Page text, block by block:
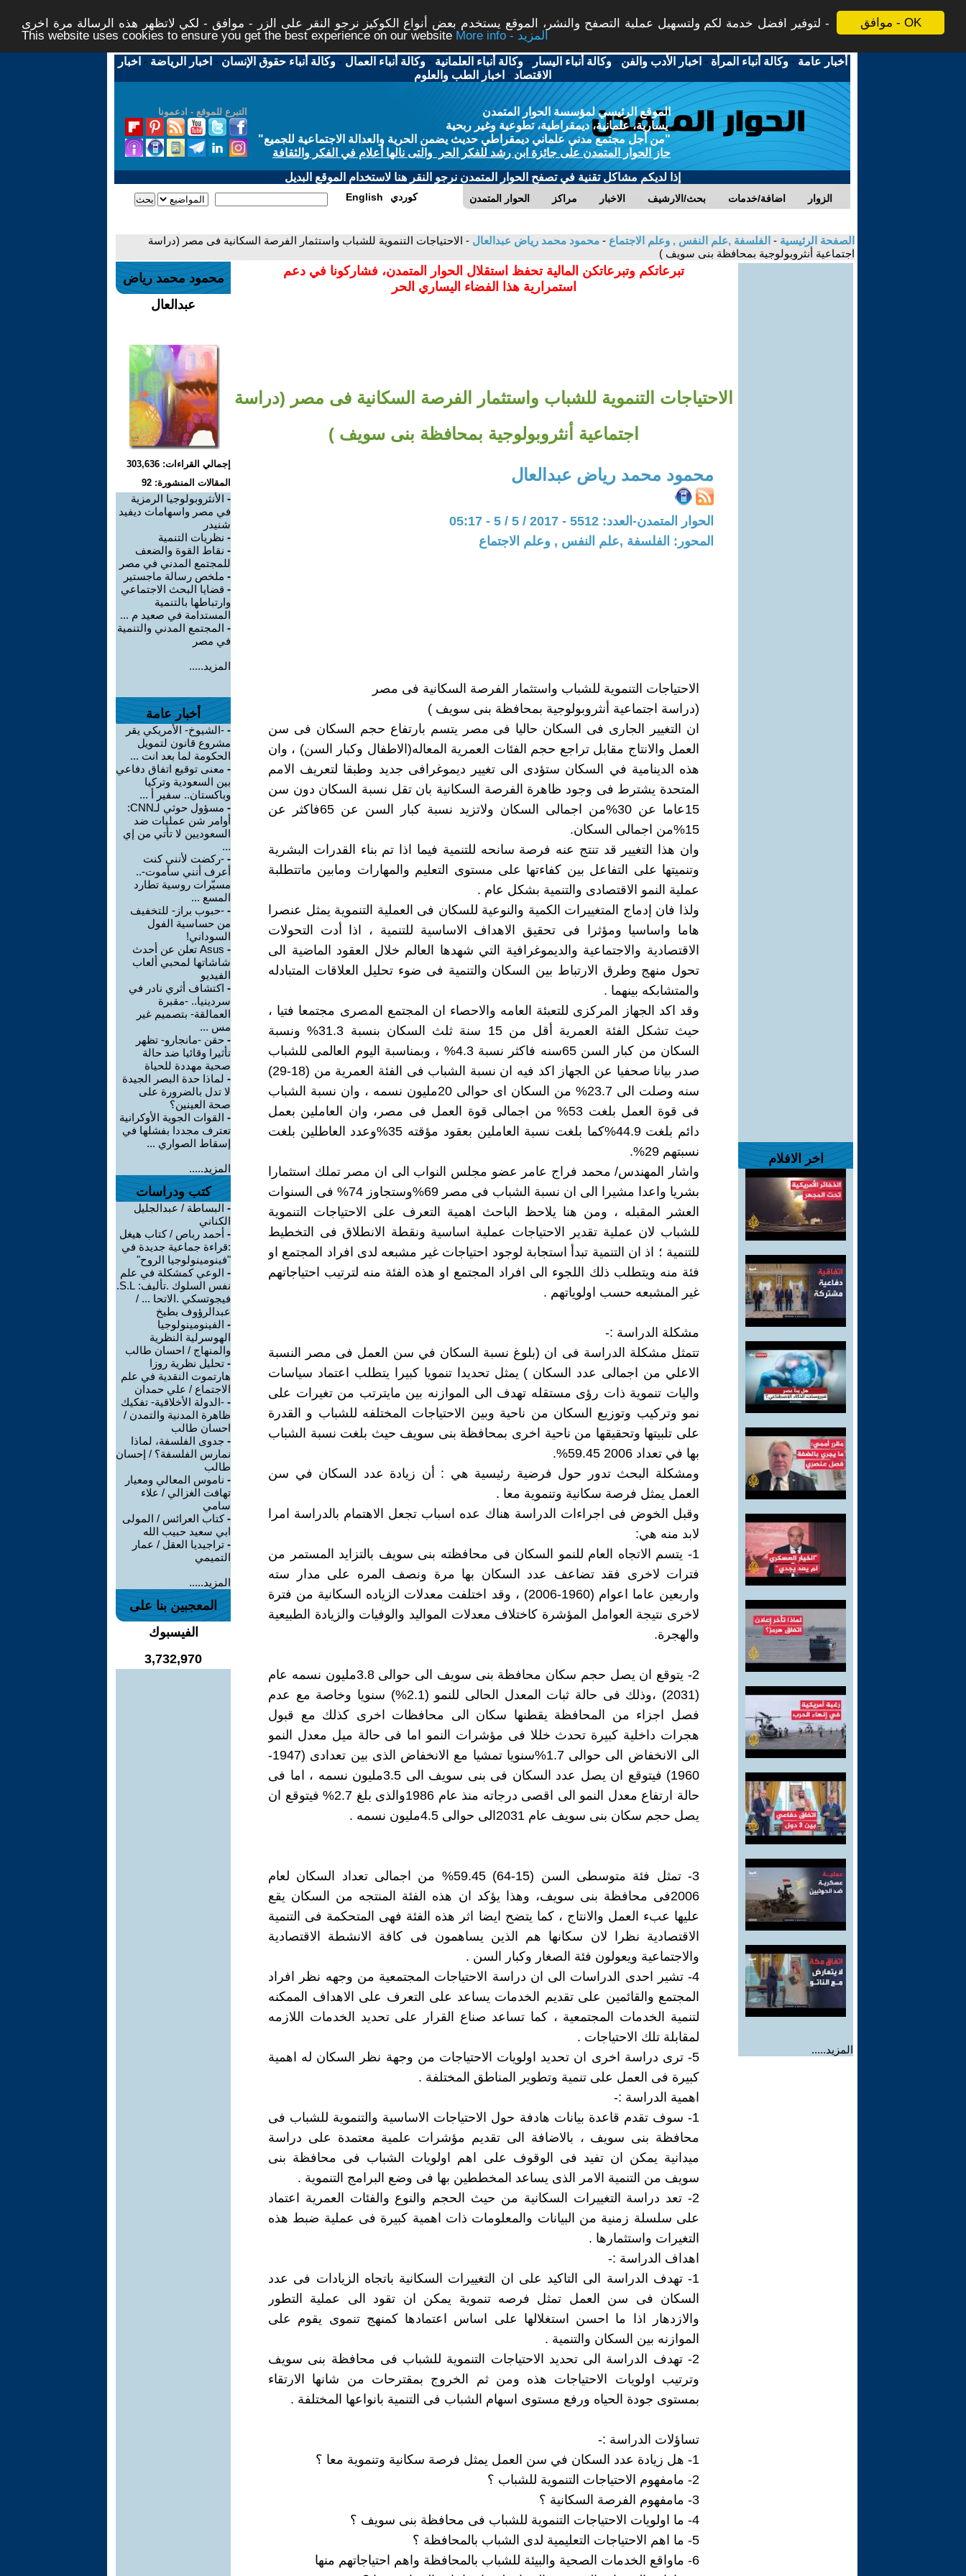
موافق - OK
لتوفير افضل خدمة لكم ولتسهيل عملية التصفح والنشر، الموقع يستخدم بعض أنواع الكوكيز نرجو النقر على الزر - موافق - لكي لاتظهر هذه الرسالة مرة اخرى -
This website uses cookies to ensure you get the best experience on our website
More info - المزيد
أخبار عامة -وكالة أنباء المرأة - اخبار الأدب والفن -وكالة أنباء اليسار -وكالة أنباء العلمانية -وكالة أنباء العمال -وكالة أنباء حقوق الإنسان - اخبار الرياضة - اخبار
الاقتصاد - اخبار الطب والعلوم
التبرع للموقع - ادعمونا
الموقع الرئيسي لمؤسسة الحوار المتمدن
يسارية، علمانية، ديمقراطية، تطوعية وغير ربحية
"من أجل مجتمع مدني علماني ديمقراطي حديث يضمن الحرية والعدالة الاجتماعية للجميع"
حاز الحوار المتمدن على جائزة ابن رشد للفكر الحر والتى نالها أعلام في الفكر والثقافة
إذا لديكم مشاكل تقنية في تصفح الحوار المتمدن نرجو النقر هنا لاستخدام الموقع البديل
الحوار المتمدن مراكز الاخبار بحث/الارشيف اضافة/خدمات الزوار English كوردي
الصفحة الرئيسية - الفلسفة ,علم النفس , وعلم الاجتماع - محمود محمد رياض عبدالعال - الاحتياجات التنموية للشباب واستثمار الفرصة السكانية فى مصر (دراسة
اجتماعية أنثروبولوجية بمحافظة بنى سويف )
اخر الافلام
المزيد.....
تبرعاتكم وتبرعاتكن المالية تحفظ استقلال الحوار المتمدن، فشاركونا في دعم
استمرارية هذا الفضاء اليساري الحر
الاحتياجات التنموية للشباب واستثمار الفرصة السكانية فى مصر (دراسة
اجتماعية أنثروبولوجية بمحافظة بنى سويف )
محمود محمد رياض عبدالعال
الحوار المتمدن-العدد: 5512 - 2017 / 5 / 5 - 05:17
المحور: الفلسفة ,علم النفس , وعلم الاجتماع
الاحتياجات التنموية للشباب واستثمار الفرصة السكانية فى مصر
(دراسة اجتماعية أنثروبولوجية بمحافظة بنى سويف )
ان التغيير الجارى فى السكان حاليا فى مصر يتسم بارتفاع حجم السكان فى سن
العمل والانتاج مقابل تراجع حجم الفئات العمرية المعاله(الاطفال وكبار السن) ، وان
هذه الدينامية في السكان ستؤدى الى تغيير ديموغرافى جديد وطبقا لتعريف الامم
المتحدة يشترط فى وجود ظاهرة الفرصة السكانية بان تقل نسبة السكان دون سن
15عاما عن 30%من اجمالى السكان ولاتزيد نسبة كبار السن عن 65فاكثر عن
15%من اجمالى السكان.
وان هذا التغيير قد تنتج عنه فرصة سانحه للتنمية فيما اذا تم بناء القدرات البشرية
وتنميتها على التفاعل بين كفاءتها على مستوى التعليم والمهارات ومابين ماتتطلبة
عملية النمو الاقتصادى والتنمية بشكل عام .
ولذا فان إدماج المتغييرات الكمية والنوعية للسكان فى العملية التنموية يمثل عنصرا
هاما واساسيا ومؤثرا فى تحقيق الاهداف الاساسية للتنمية ، اذا أدت التحولات
الاقتصادية والاجتماعية والديموغرافية التي شهدها العالم خلال العقود الماضية الى
تحول منهج وطرق الارتباط بين السكان والتنمية فى ضوء تحليل العلاقات المتبادله
والمتشابكه بينهما .
وقد اكد الجهاز المركزى للتعبئة العامه والاحصاء ان المجتمع المصرى مجتمعا فتيا ،
حيث تشكل الفئة العمرية أقل من 15 سنة ثلث السكان بنسبة 31.3% ونسبة
السكان من كبار السن 65سنه فاكثر نسبة 4.3% ، وبمناسبة اليوم العالمى للشباب
صدر بيانا صحفيا عن الجهاز اكد فيه ان نسبة الشباب فى الفئة العمرية من (18-29)
سنه وصلت الى 23.7% من السكان اى حوالى 20مليون نسمه ، وان نسبة الشباب
فى قوة العمل بلغت 53% من اجمالى قوة العمل فى مصر، وان العاملين بعمل
دائم بلغت 44.9%كما بلغت نسبة العاملين بعقود مؤقته 35%وعدد العاطلين بلغت
نسبتهم 29%.
واشار المهندس/ محمد فراج عامر عضو مجلس النواب الى ان مصر تملك استثمارا
بشريا واعدا مشيرا الى ان نسبة الشباب فى مصر 69%وستجاوز 74% فى السنوات
العشر المقبله ، ومن هنا يلاحظ الباحث اهمية التعرف على الاحتياجات التنموية
للشباب لان عملية تقدير الاحتياجات عملية اساسية ونقطة الانطلاق فى التخطيط
للتنمية ؛ اذ ان التنمية تبدأ استجابة لوجود احتياجات غير مشبعه لدى افراد المجتمع او
فئة منه ويتطلب ذلك اللجوء الى افراد المجتمع او هذه الفئة منه لترتيب احتياجاتهم
غير المشبعه حسب اولوياتهم .
مشكلة الدراسة :-
تتمثل مشكلة الدراسة فى ان (بلوغ نسبة السكان في سن العمل فى مصر النسبة
الاعلي من اجمالى عدد السكان ) يمثل تحديدا تنمويا كبيرا يتطلب اعتماد سياسات
واليات تنموية ذات رؤى مستقله تهدف الى الموازنه بين مايترتب من تغيرات على
نمو وتركيب وتوزيع السكان من ناحية وبين الاحتياجات المختلفه للشباب و القدرة
على تلبيتها وتحقيقها من ناحية اخرى بمحافظة بنى سويف حيث بلغت نسبة الشباب
بها في تعداد 2006 59.45%.
ومشكلة البحث تدور حول فرضية رئيسية هي : أن زيادة عدد السكان في سن
العمل يمثل فرصة سكانية وتنموية معا .
وقبل الخوض فى اجراءات الدراسة هناك عده اسباب تجعل الاهتمام بالدراسة امرا
لابد منه هي:
1- يتسم الاتجاه العام للنمو السكان فى محافظته بنى سويف بالتزايد المستمر من
فترات لاخرى فقد تضاعف عدد السكان بها مرة ونصف المره على مدار سته
واربعين عاما اعوام (1960-2006) ، وقد اختلفت معدلات الزياده السكانية من فترة
لاخرى نتيجة العوامل المؤشرة كاختلاف معدلات المواليد والوفيات والزيادة الطبيعية
والهجرة.
2- يتوقع ان يصل حجم سكان محافظة بنى سويف الى حوالى 3.8مليون نسمه عام
(2031) ،وذلك فى حالة ثبات المعدل الحالى للنمو (2.1%) سنويا وخاصة مع عدم
فصل اجزاء من المحافظة يقطنها سكان الى محافظات اخرى كذلك مع قبول
هجرات داخلية كبيرة تحدث خللا فى مؤشرات النمو اما فى حالة ميل معدل النمو
الى الانخفاض الى حوالى 1.7%سنويا تمشيا مع الانخفاض الذى بين تعدادى (1947-
1960) فيتوقع ان يصل عدد السكان فى بنى سويف الى 3.5مليون نسمه ، اما فى
حالة ارتفاع معدل النمو الى اقصى درجاته منذ عام 1986والذى بلغ 2.7% فيتوقع ان
يصل حجم سكان بنى سويف عام 2031الى حوالى 4.5مليون نسمه .
3- تمثل فئة متوسطى السن (15-64) 59.45% من اجمالى تعداد السكان لعام
2006فى محافظة بنى سويف، وهذا يؤكد ان هذه الفئة المنتجه من السكان يقع
عليها عبء العمل والانتاج ، كما يتضح ايضا اثر هذه الفئة فهى المتحكمة فى التنمية
الاقتصادية نظرا لان سكانها هم الذين يساهمون فى كافة الانشطة الاقتصادية
والاجتماعية ويعولون فئة الصغار وكبار السن .
4- تشير احدى الدراسات الى ان دراسة الاحتياجات المجتمعية من وجهه نظر افراد
المجتمع والقائمين على تقديم الخدمات يساعد على التعرف على الاهداف الممكنه
لتنمية الخدمات المجتمعية ، كما تساعد صناع القرار على تحديد الخدمات اللازمه
لمقابلة تلك الاحتياجات .
5- ترى دراسة اخرى ان تحديد اولويات الاحتياجات من وجهة نظر السكان له اهمية
كبيرة فى العمل على تنمية وتطوير المناطق المختلفة .
اهمية الدراسة :-
1- سوف تقدم قاعدة بيانات هادفة حول الاحتياجات الاساسية والتنموية للشباب فى
محافظة بنى سويف ، بالاضافة الى تقديم مؤشرات علمية معتمدة على دراسة
ميدانية يمكن ان تفيد فى الوقوف على اهم اولويات الشباب فى محافظة بنى
سويف من التنمية الامر الذى يساعد المخططين بها فى وضع البرامج التنموية .
2- تعد دراسة التغييرات السكانية من حيث الحجم والنوع والفئات العمرية اعتماد
على سلسلة زمنية من البيانات والمعلومات ذات اهمية كبيرة فى عملية ضبط هذه
التغيرات واستثمارها .
اهداف الدراسة :-
1- تهدف الدراسة الى التاكيد على ان التغييرات السكانية باتجاه الزيادات فى عدد
السكان فى سن العمل تمثل فرصه تنموية يمكن ان تقود الى عملية التطور
والازدهار اذا ما احسن استغلالها على اساس اعتمادها كمنهج تنموى يقوم على
الموازنه بين السكان والتنمية .
2- تهدف الدراسة الى تحديد الاحتياجات التنموية للشباب فى محافظة بنى سويف
وترتيب اولويات الاحتياجات هذه ومن ثم الخروج بمقترحات من شانها الارتقاء
بمستوى جودة الحياه ورفع مستوى اسهام الشباب فى التنمية بانواعها المختلفة .
تساؤلات الدراسة :-
1- هل زيادة عدد السكان في سن العمل يمثل فرصة سكانية وتنموية معا ؟
2- مامفهوم الاحتياجات التنموية للشباب ؟
3- مامفهوم الفرصة السكانية ؟
4- ما اولويات الاحتياجات التنموية للشباب فى محافظة بنى سويف ؟
5- ما اهم الاحتياجات التعليمية لدى الشباب بالمحافظة ؟
6- ماواقع الخدمات الصحية والبيئة للشباب بالمحافظة واهم احتياجاتهم منها
محمود محمد رياض
عبدالعال
إجمالي القراءات: 303,636
المقالات المنشورة: 92
- الأنثروبولوجيا الرمزية
في مصر واسهامات ديفيد
شنيدر
- نظريات التنمية
- نقاط القوة والضعف
للمجتمع المدني في مصر
- ملخص رسالة ماجستير
- قضايا البحث الاجتماعي
وارتباطها بالتنمية
المستدامة في صعيد م ...
- المجتمع المدني والتنمية
في مصر
المزيد.....
أخبار عامة
- -الشيوخ- الأمريكي يقر
مشروع قانون لتمويل
الحكومة لما بعد انت ...
- معنى توقيع اتفاق دفاعي
بين السعودية وتركيا
وباكستان.. سفير أ ...
-
مسؤول حوثي لـCNN:
أوامر شن عمليات ضد
السعوديين لا تأتي من إي
...
- -ركضت لأنني كنت
أعرف أنني سأموت-..
مسيّرات روسية تطارد
المسع ...
- -حبوب براز- للتخفيف
من حساسية الفول
السوداني!
-
Asus تعلن عن أحدث
شاشاتها لمحبي ألعاب
الفيديو
- اكتشاف أثري نادر في
سردينيا.. -مقبرة
العمالقة- بتصميم غير
مس ...
- حقن -مانجارو- تظهر
تأثيرا وقائيا ضد حالة
صحية مهددة للحياة
- لماذا حدة البصر الجيدة
لا تدل بالضرورة على
صحة العينين؟
- القوات الجوية الأوكرانية
تعترف مجددا بفشلها في
إسقاط الصواري ...
المزيد.....
كتب ودراسات
- البساطة / عبدالجليل
الكناني
- أحمد رباص / كتاب هيغل
:قراءة جماعية جديدة في
"فينومينولوجيا الروح"
- الوعي كمشكلة في علم
نفس السلوك .تأليف: S.L.
فيجوتسكي .الاتحا ... /
عبدالرؤوف بطيخ
- الفينومينولوجيا
الهوسرلية النظرية
والمنهاج / احسان طالب
- تحليل نظرية روزا
هارتموت النقدية في علم
الاجتماع / علي حمدان
- -الدولة الأخلاقية- تفكيك
ظاهرة المدنية والتمدن /
احسان طالب
- جدوى الفلسفة، لماذا
نمارس الفلسفة؟ / إحسان
طالب
- ناموس المعالي ومعيار
تهافت الغزالي / علاء
سامي
-كتاب العرائس / المولى
ابي سعيد حبيب الله
- تراجيديا العقل / عمار
التميمي
المزيد.....
المعجبين بنا على
الفيسبوك
3,732,970